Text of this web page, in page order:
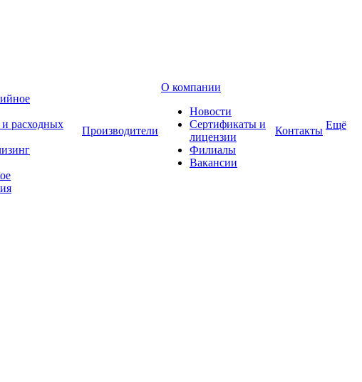
и расходных
Производители
О компании
Новости
Сертификаты и
лицензии
Филиалы
Вакансии
Контакты Ещё